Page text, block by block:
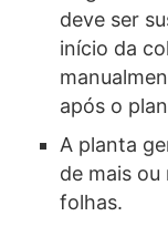
deve ser
início da
após o
A planta
de mais
folhas.